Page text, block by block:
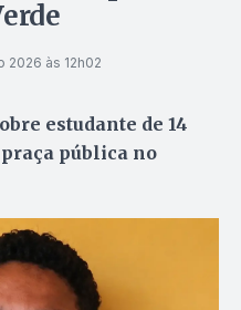
2026 às 12h02
estudante de 14
pública no